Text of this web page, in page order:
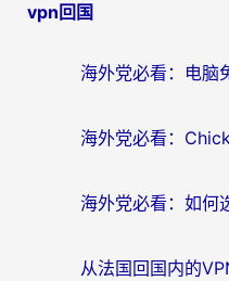
导
vpn回国